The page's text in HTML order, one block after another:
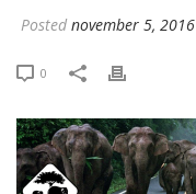
Posted november 5, 2016
0